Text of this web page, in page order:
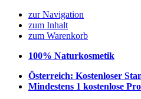
zur Navigation
zum Inhalt
zum Warenkorb
100% Naturkosmetik
Österreich: Kostenloser
Mindestens 1 kostenlose